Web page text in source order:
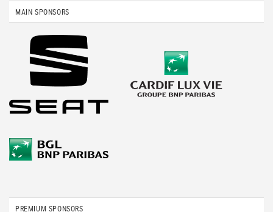
MAIN SPONSORS
PREMIUM SPONSORS